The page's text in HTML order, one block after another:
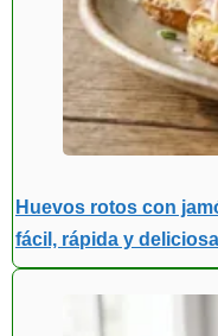
Huevos rotos con
fácil, rápida y deliciosa